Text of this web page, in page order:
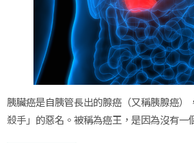
胰臟癌是自胰管長出的腺癌（又稱胰腺癌）
殺手」的惡名。被稱為癌王，是因為沒有